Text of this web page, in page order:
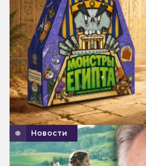
Новости